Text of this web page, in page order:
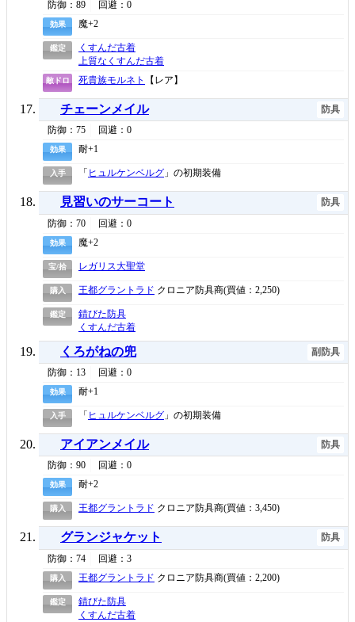
防御：89 回避：0
効果 魔+2
鑑定
くすんだ古着
上質なくすんだ古着
敵ドロ 死貴族モルネト 【レア】
チェーンメイル
防具
防御：75
回避：0
効果 耐+1
入手 「 ヒュルケンベルグ 」の初期装備
見習いのサーコート
防具
防御：70
回避：0
効果 魔+2
宝/拾 レガリス大聖堂
購入 王都グラントラド クロニア防具商(買値：2,250)
鑑定
錆びた防具
くすんだ古着
くろがねの兜
副防具
防御：13
回避：0
効果 耐+1
入手 「 ヒュルケンベルグ 」の初期装備
アイアンメイル
防具
防御：90
回避：0
効果 耐+2
購入 王都グラントラド クロニア防具商(買値：3,450)
グランジャケット
防具
防御：74
回避：3
購入 王都グラントラド クロニア防具商(買値：2,200)
鑑定
錆びた防具
くすんだ古着